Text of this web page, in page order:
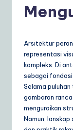
si
Y
Arsitektur
representasi
kompleks. Di
sebagai fondasi
Selama
gambaran
menguraikan
Namun,